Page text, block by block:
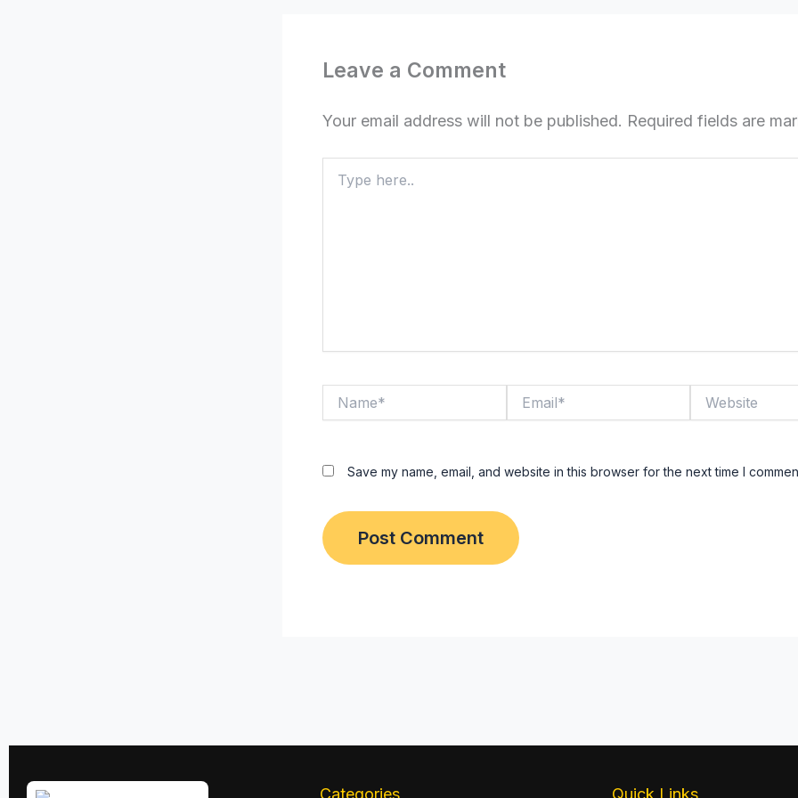
Leave a Comment
Your email address will not be published. Required fields are
here..
Save my name, email, and website in this browser for the next time I